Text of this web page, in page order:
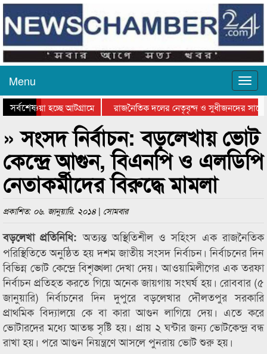
Menu
সর্বশেষ
যাওয়া হচ্ছে আটগ্রামে
রাজনৈতিক দলের নেতৃবৃন্দ ও সুধীজনদের সাথে
পুরস্কার বিতরণ সম্পন্ন
সিলেটে বাংলাদেশ গ্রুপ থিয়েটার
» সংসদ নির্বাচন: বড়লেখায় ভোট
কেন্দ্রে আগুন, বিএনপি ও এলডিপি
নেতাকর্মীদের বিরুদ্ধে মামলা
প্রকাশিত: ০৬. জানুয়ারি. ২০১৪ | সোমবার
বড়লেখা প্রতিনিধি: অত্যন্ত অস্থিতিশীল ও সহিংস এক রাজনৈতিক
পরিস্থিতিতে অনুষ্ঠিত হয় দশম জাতীয় সংসদ নির্বাচন। নির্বাচনের দিন
বিভিন্ন ভোট কেন্দ্রে বিশৃঙ্খলা দেখা দেয়। আওয়ামিলীগের এক তরফা
নির্বাচন প্রতিহত করতে গিয়ে অনেক জায়গায় সংঘর্ষ হয়। রোববার (৫
জানুয়ারি) নির্বাচনের দিন দুপুরে বড়লেখার দৌলতপুর সরকারি
প্রাথমিক বিদ্যালয়ে কে বা কারা আগুন লাগিয়ে দেয়। এতে করে
ভোটারদের মধ্যে আতঙ্ক সৃষ্টি হয়। প্রায় ২ ঘন্টার জন্য ভোটকেন্দ্র বন্ধ
রাখা হয়। পরে আগুন নিয়ন্ত্রণে আসলে পুনরায় ভোট শুরু হয়।